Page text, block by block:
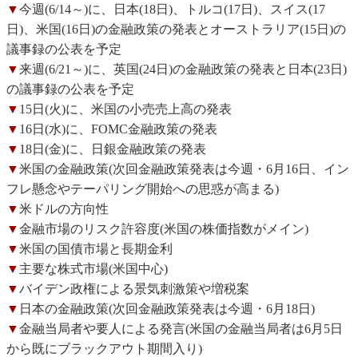
▼今週(6/14～)に、日本(18日)、トルコ(17日)、スイス(17
日)、米国(16日)の金融政策の発表とオーストラリア(15日)の
議事録の公表を予定
▼来週(6/21～)に、英国(24日)の金融政策の発表と日本(23日)
の議事録の公表を予定
▼ 15日(火)に、米国の小売売上高の発表
▼ 16日(水)に、FOMC金融政策の発表
▼ 18日(金)に、日銀金融政策の発表
▼米国の金融政策(次回金融政策発表は今週・6月16日、イン
フレ懸念やテーパリング開始への思惑が高まる)
▼米ドルの方向性
▼金融市場のリスク許容度(米国の株価指数がメイン)
▼米国の国債市場と長期金利
▼ 主要な株式市場(米国中心)
▼バイデン政権による景気刺激策や増税案
▼ 日本の金融政策(次回金融政策発表は今週・6月18日)
▼金融当局者や要人による発言(米国の金融当局者は6月5日
から既にブラックアウト期間入り)